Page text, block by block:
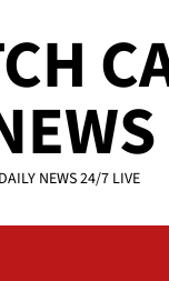
DAILY NEWS 24/7 LIVE